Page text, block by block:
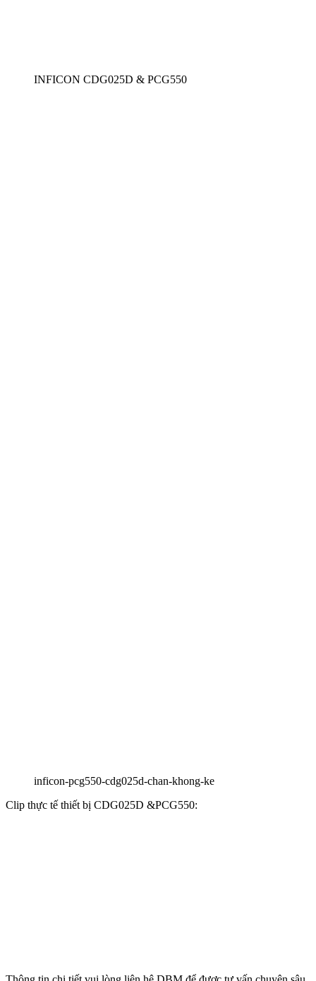
INFICON CDG025D & PCG550
inficon-pcg550-cdg025d-chan-khong-ke
Clip thực tế thiết bị CDG025D &PCG550: